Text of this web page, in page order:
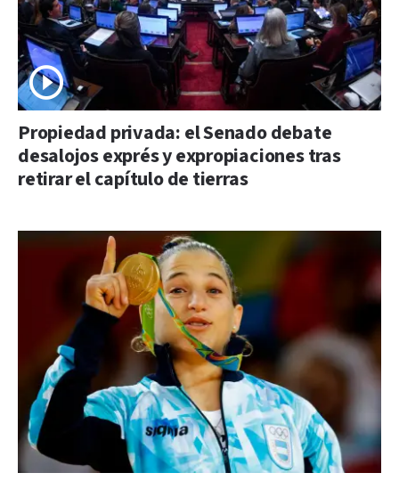
Propiedad privada: el Senado debate
desalojos exprés y expropiaciones tras
retirar el capítulo de tierras